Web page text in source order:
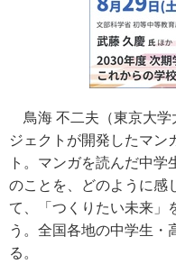
鳥海 不二夫（東京大
ジェクトが開発したマン
ト。マンガを読んだ中
のことを、どのように感
て、「つくりたい未来」
う。全国各地の中学生・
る。